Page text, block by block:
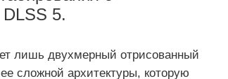
DLSS 5.
лишь двухмерный отрисованный
сложной архитектуры, которую